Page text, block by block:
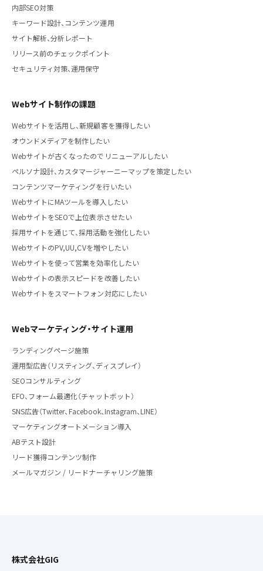
内部SEO対策
キーワード設計、コンテンツ運用
サイト解析、分析レポート
リリース前のチェックポイント
セキュリティ対策、運用保守
Webサイト制作の課題
Webサイトを活用し、新規顧客を獲得したい
オウンドメディアを制作したい
Webサイトが古くなったのでリニューアルしたい
ペルソナ設計、カスタマージャーニーマップを策定したい
コンテンツマーケティングを行いたい
WebサイトにMAツールを導入したい
WebサイトをSEOで上位表示させたい
採用サイトを通じて、採用活動を強化したい
WebサイトのPV,UU,CVを増やしたい
Webサイトを使って営業を効率化したい
Webサイトの表示スピードを改善したい
Webサイトをスマートフォン対応にしたい
Webマーケティング・サイト運用
ランディングページ施策
運用型広告（リスティング、ディスプレイ）
SEOコンサルティング
EFO、フォーム最適化（チャットボット）
SNS広告（Twitter、Facebook、Instagram、LINE）
マーケティングオートメーション導入
ABテスト設計
リード獲得コンテンツ制作
メールマガジン / リードナーチャリング施策
株式会社GIG